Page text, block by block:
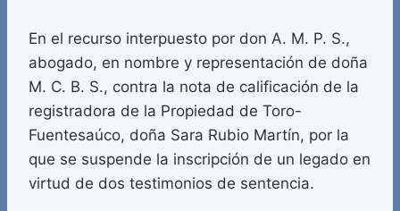
En el recurso interpuesto por don A. M. P. S.,
abogado, en nombre y representación de doña
M. C. B. S., contra la nota de calificación de la
registradora de la Propiedad de Toro-
Fuentesaúco, doña Sara Rubio Martín, por la
que se suspende la inscripción de un legado en
virtud de dos testimonios de sentencia.